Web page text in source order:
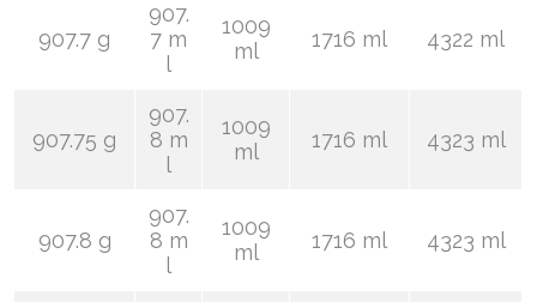
907.7 g
907.
7 m
l
1009
ml
1716 ml 4322 ml
907.75 g
907.
8 m
l
1009
ml
1716 ml 4323 ml
907.8 g
907.
8 m
l
1009
ml
1716 ml 4323 ml